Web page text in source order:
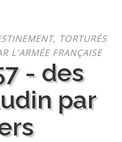
TORTURÉS
L’ARMÉE FRANÇAISE
- des
par